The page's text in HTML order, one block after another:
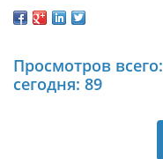
Просмотров
сегодня: 89